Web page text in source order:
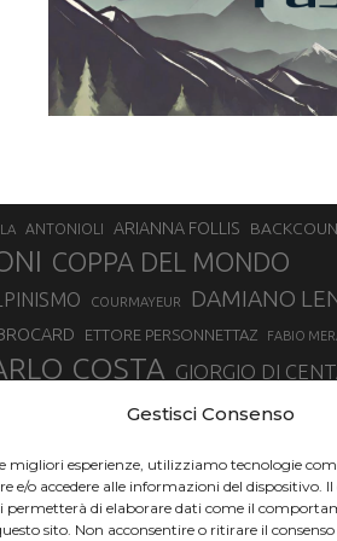
Gestisci Consenso
migliori esperienze, utilizziamo tecnologie
e/o accedere alle informazioni del dispositivo. Il
permetterà di elaborare dati come il
sito. Non acconsentire o ritirare il
ANTONIOLI ARIANNA FOLLIS
COPPA DEL MONDO
COURMAYEUR DAMIANO
ETTORE PERSONNETTAZ FABIO
COSTA GIORGIO DI
LUCA MATTEOTTI MADONNA DI
NAZIONALE DI SCIALPINISMO
PSL RAFFAELLA TEMPESTA